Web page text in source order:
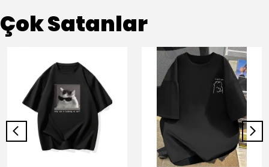
Çok Satanlar